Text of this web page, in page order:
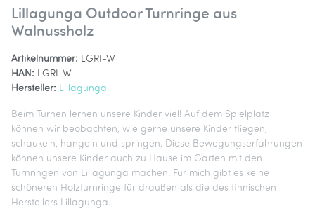
Lillagunga Outdoor Turnringe aus
Walnussholz
Artikelnummer: LGRI-W
HAN: LGRI-W
Hersteller: Lillagunga
Beim Turnen lernen unsere Kinder viel! Auf dem Spielplatz
können wir beobachten, wie gerne unsere Kinder fliegen,
schaukeln, hangeln und springen. Diese Bewegungserfahrungen
können unsere Kinder auch zu Hause im Garten mit den
Turnringen von Lillagunga machen. Für mich gibt es keine
schöneren Holzturnringe für draußen als die des finnischen
Herstellers Lillagunga.